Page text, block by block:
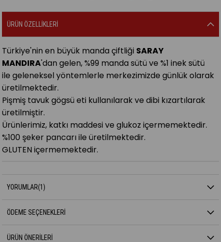
ÜRÜN ÖZELLIKLERI
Türkiye'nin en büyük manda çiftliği SARAY
MANDIRA'dan gelen, %99 manda sütü ve %1 inek sütü
ile geleneksel yöntemlerle merkezimizde günlük olarak
üretilmektedir.
Pişmiş tavuk gögsü eti kullanılarak ve dibi kızartılarak
üretilmiştir.
Ürünlerimiz, katkı maddesi ve glukoz içermemektedir.
%100 şeker pancarı ile üretilmektedir.
GLUTEN içermemektedir.
YORUMLAR(1)
ÖDEME SEÇENEKLERI
ÜRÜN ÖNERILERI